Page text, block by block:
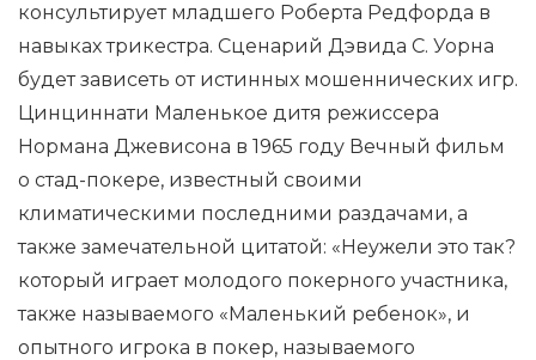
консультирует младшего Роберта Редфорда в
навыках трикестра. Сценарий Дэвида С. Уорна
будет зависеть от истинных мошеннических игр.
Цинциннати Маленькое дитя режиссера
Нормана Джевисона в 1965 году Вечный фильм
о стад-покере, известный своими
климатическими последними раздачами, а
также замечательной цитатой: «Неужели это так?
который играет молодого покерного участника,
также называемого «Маленький ребенок», и
опытного игрока в покер, называемого